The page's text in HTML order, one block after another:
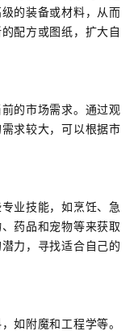
的装备或材料，从而
配方或图纸，扩大自
的市场需求。通过观
求较大，可以根据市
业技能，如烹饪、急
药品和宠物等来获取
力，寻找适合自己的
如附魔和工程学等。